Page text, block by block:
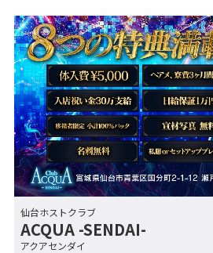
仙台ホストクラブ
ACQUA -SENDAI-
アクアセンダイ